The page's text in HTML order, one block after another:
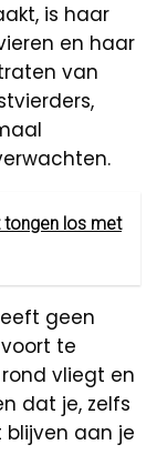
is haar
en haar
van
tongen los met
geen
te
vliegt en
dat je, zelfs
blijven aan je